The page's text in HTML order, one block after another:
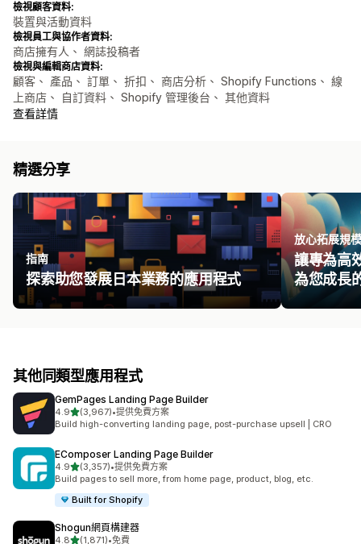
檢視顧客資料:
裝置與活動資料
檢視員工與協作者資料:
商店擁有人、 網誌投稿者
檢視與編輯商店資料:
顧客、 產品、 訂單、 折扣、 商店分析、 Shopify Functions、 線
上商店、 自訂資料、 Shopify 管理後台、 其他資料
查看詳情
精選分享
指南
探索助您發展日本業務的應用程式
放心拓展規模
讓專為高
為您成長
其他同類型應用程式
GemPages Landing Page Builder
4.9滿分 5 顆星
(3,967)
共有 3967 則評價
•提供免費方案
Build high-converting landing page, post-purchase upsell | CRO
EComposer Landing Page Builder
4.9滿分 5 顆星
(3,357)
共有 3357 則評價
•提供免費方案
Build pages to sell more, from home page, product, blog, etc.
Built for Shopify
Shogun網頁構建器
4.8滿分 5 顆星
(1,871)•免費